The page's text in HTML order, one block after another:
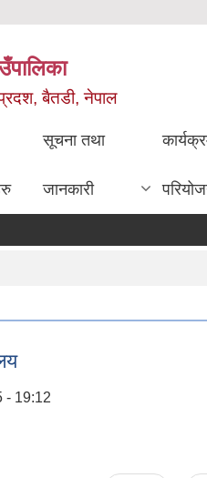
बैतडी, नेपाल
सूचना तथा
जानकारी
- 19:12